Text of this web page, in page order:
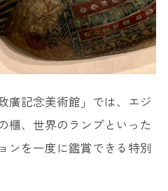
廣記念美術館」では、エジ
櫃、世界のランプといった
ンを一度に鑑賞できる特別